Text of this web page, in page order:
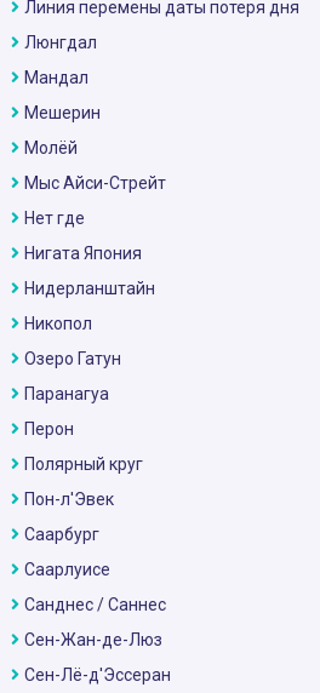
Линия перемены даты потеря дня
Люнгдал
Мандал
Мешерин
Молёй
Мыс Айси-Стрейт
Нет где
Нигата Япония
Нидерланштайн
Никопол
Озеро Гатун
Паранагуа
Перон
Полярный круг
Пон-л'Эвек
Саарбург
Саарлуисе
Санднес / Саннес
Сен-Жан-де-Люз
Сен-Лё-д'Эссеран